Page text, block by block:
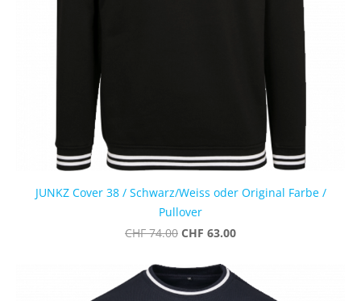
JUNKZ Cover 38 / Schwarz/Weiss oder Original Farbe /
Pullover
CHF 74.00 CHF 63.00